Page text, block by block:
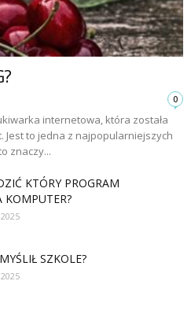
0
internetowa, która została
to jedna z najpopularniejszych
znaczy...
KTÓRY PROGRAM
KOMPUTER?
SZKOLE?